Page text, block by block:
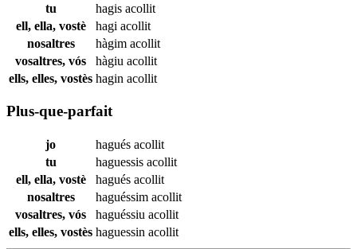
tu
hagis acollit
ell, ella, vostè
hagi acollit
nosaltres
hàgim acollit
vosaltres, vós
hàgiu acollit
ells, elles, vostès hagin acollit
Plus-que-parfait
jo hagués acollit
tu
haguessis acollit
ell, ella, vostè
hagués acollit
nosaltres
haguéssim acollit
vosaltres, vós
haguéssiu acollit
ells, elles, vostès haguessin acollit